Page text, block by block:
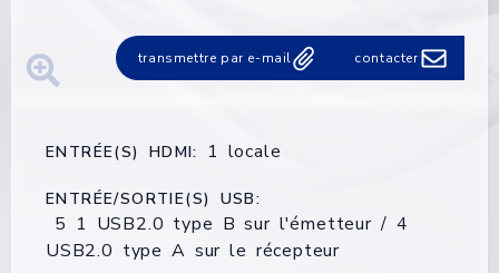
transmettre par e-mail contacter
ENTRÉE(S) HDMI: 1 locale
ENTRÉE/SORTIE(S) USB:
5 1 USB2.0 type B sur l'émetteur / 4
USB2.0 type A sur le récepteur